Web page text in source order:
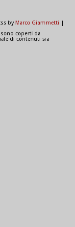
byMarco Giammetti
coperti da
di contenuti sia